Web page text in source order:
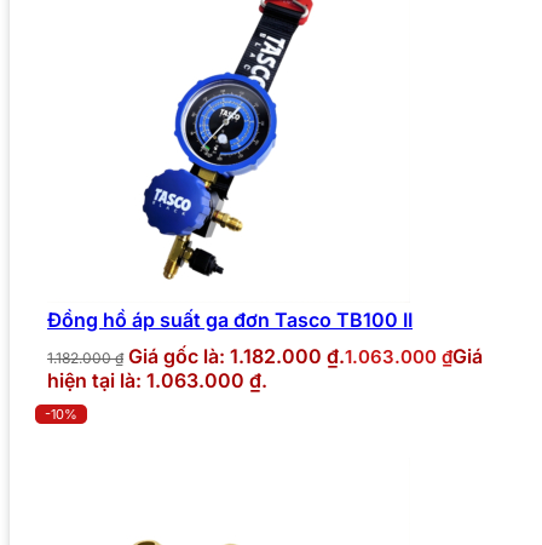
Đồng hồ áp suất ga đơn Tasco TB100 II
1.182.000₫ Giá gốc là: 1.182.000 ₫.1.063.000 ₫Giá
hiện tại là: 1.063.000 ₫.
-10%